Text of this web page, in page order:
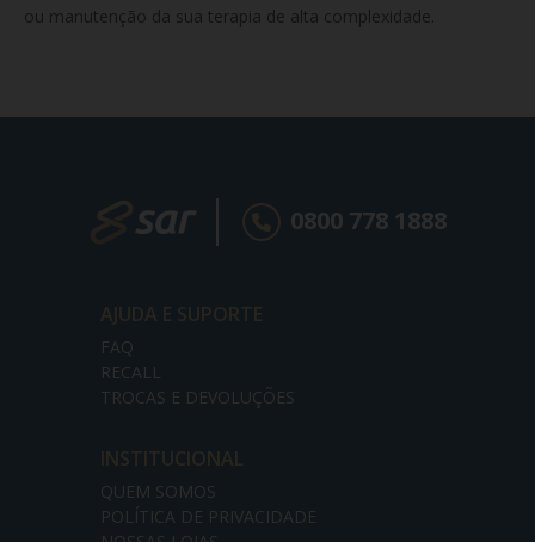
ou manutenção da sua terapia de alta complexidade.
0800 778 1888
AJUDA E SUPORTE
FAQ
RECALL
TROCAS E DEVOLUÇÕES
INSTITUCIONAL
QUEM SOMOS
POLÍTICA DE PRIVACIDADE